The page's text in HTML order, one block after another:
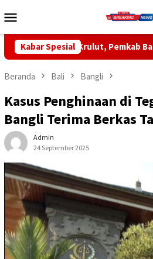
ke
Mobile
Kabar Spesial
Bangli Hadirkan Pengobatan
Beranda Bali Bangli
Kasus Penghinaan di
Bangli Terima Berkas
Admin
24 September 2025